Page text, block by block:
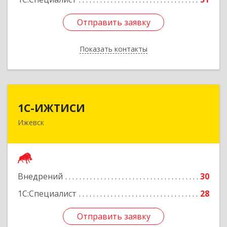
Отправить заявку
Показать контакты
Отправить заявку
Назад
1С-ИЖТИСИ
Ижевск
Внедрений
30
1С:Специалист
28
Отправить заявку
426000, Удмуртская Респ, Ижевск г, им Вадима
Отправить заявку